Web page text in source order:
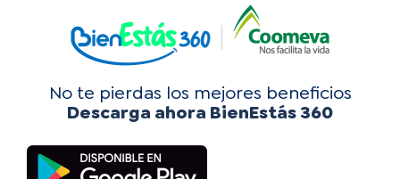
No te pierdas los mejores beneficios
Descarga ahora BienEstás 360